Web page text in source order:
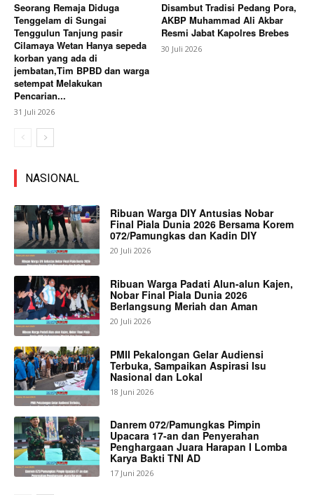
Seorang Remaja Diduga
Tenggelam di Sungai
Tenggulun Tanjung pasir
Cilamaya Wetan Hanya sepeda
korban yang ada di
jembatan,Tim BPBD dan warga
setempat Melakukan
Pencarian...
31 Juli 2026
Disambut Tradisi Pedang Pora,
AKBP Muhammad Ali Akbar
Resmi Jabat Kapolres Brebes
30 Juli 2026
NASIONAL
Ribuan Warga DIY Antusias Nobar
Final Piala Dunia 2026 Bersama Korem
072/Pamungkas dan Kadin DIY
20 Juli 2026
Ribuan Warga Padati Alun-alun Kajen,
Nobar Final Piala Dunia 2026
Berlangsung Meriah dan Aman
20 Juli 2026
PMII Pekalongan Gelar Audiensi
Terbuka, Sampaikan Aspirasi Isu
Nasional dan Lokal
18 Juni 2026
Danrem 072/Pamungkas Pimpin
Upacara 17-an dan Penyerahan
Penghargaan Juara Harapan I Lomba
Karya Bakti TNI AD
17 Juni 2026